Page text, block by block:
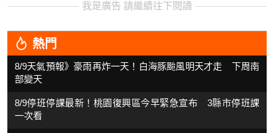
我是廣告 請繼續往下閱讀
熱門
8/9天氣預報》豪雨再炸一天！白海豚颱風明天才走 下周南
部變天
8/9停班停課最新！桃園復興區今早緊急宣布 3縣市停班課
一次看